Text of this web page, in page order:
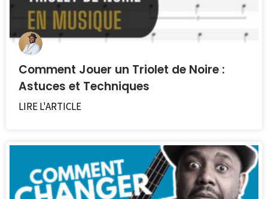
Comment Jouer un Triolet de Noire :
Astuces et Techniques
LIRE L'ARTICLE